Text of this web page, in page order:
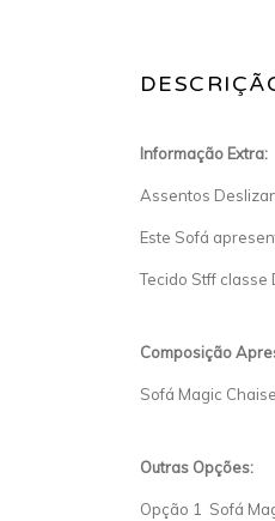
Informação Extra:
Assentos
Este Sofá
Tecido Stff classe
Composição
Sofá Magic
Outras Opções:
Opção 1 Sofá